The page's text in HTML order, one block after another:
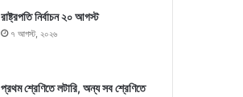
রাষ্ট্রপতি নির্বাচন ২০ আগস্ট
৭ আগস্ট, ২০২৬
প্রথম শ্রেণিতে লটারি, অন্য সব শ্রেণিতে